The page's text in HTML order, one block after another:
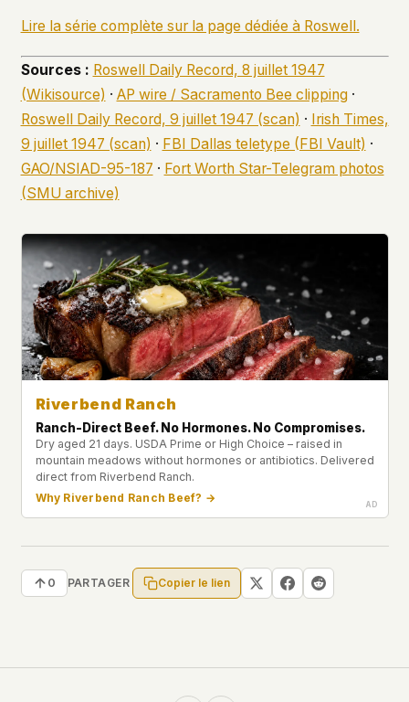
Lire la série complète sur la page dédiée à Roswell.
Sources : Roswell Daily Record, 8 juillet 1947
(Wikisource) · AP wire / Sacramento Bee clipping·
Roswell Daily Record, 9 juillet 1947 (scan) · Irish Times,
9 juillet 1947 (scan) · FBI Dallas teletype (FBI Vault) ·
GAO/NSIAD-95-187 · Fort Worth Star-Telegram photos
(SMU archive)
Riverbend Ranch
Ranch-Direct Beef. No Hormones. No Compromises.
Dry aged 21 days. USDA Prime or High Choice – raised in
mountain meadows without hormones or antibiotics. Delivered
direct from Riverbend Ranch.
Why Riverbend Ranch Beef? →
0 PARTAGER Copier le lien